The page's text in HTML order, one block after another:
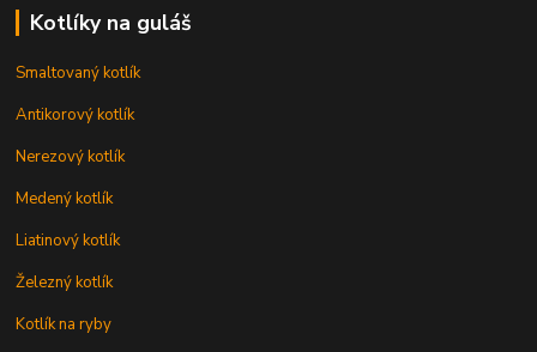
Kotlíky na guláš
Smaltovaný kotlík
Antikorový kotlík
Nerezový kotlík
Medený kotlík
Liatinový kotlík
Železný kotlík
Kotlík na ryby